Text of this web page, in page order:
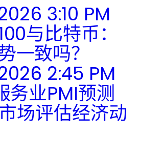
3:10 PM
与比特币：
一致吗？
2:45 PM
务业PMI预测
场评估经济动